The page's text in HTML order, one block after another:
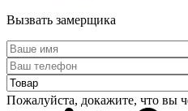
Вызвать замерщика
Пожалуйста, докажите, что вы